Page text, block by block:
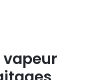
vapeur